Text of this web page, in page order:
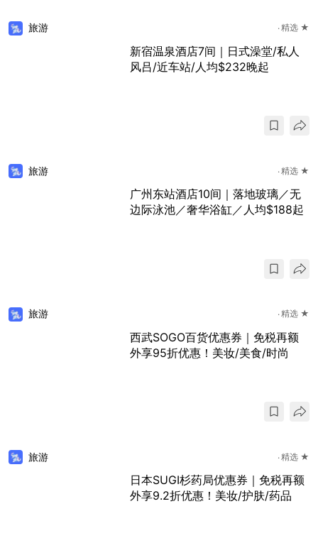
旅游 精选 ★
新宿温泉酒店7间｜日式澡堂/私人
风吕/近车站/人均$232晚起
旅游 精选 ★
广州东站酒店10间｜落地玻璃／无
边际泳池／奢华浴缸／人均$188起
旅游 精选 ★
西武SOGO百货优惠券｜免税再额
外享95折优惠！美妆/美食/时尚
旅游 精选 ★
日本SUGI杉药局优惠券｜免税再额
外享9.2折优惠！美妆/护肤/药品